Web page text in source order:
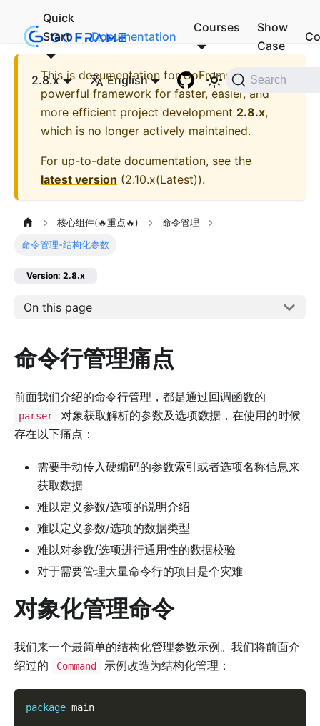
Quick
Start
Documentation
Courses
Show
Case
2.8.x English Search
This is documentation forGoFrame - A
powerful framework for faster, easier, and
more efficient project development 2.8.x,
which is no longer actively maintained.
For up-to-date documentation, see the
latest version (2.10.x(Latest)).
核心组件(🔥重点🔥) 命令管理
命令管理-结构化参数
Version: 2.8.x
On this page
命令行管理痛点
前面我们介绍的命令行管理，都是通过回调函数的
parser
对象获取解析的参数及选项数据，在使用的时候
存在以下痛点：
需要手动传入硬编码的参数索引或者选项名称信息来
获取数据
难以定义参数/选项的说明介绍
难以定义参数/选项的数据类型
难以对参数/选项进行通用性的数据校验
对于需要管理大量命令行的项目是个灾难
对象化管理命令
我们来一个最简单的结构化管理参数示例。我们将前面介
绍过的
Command 示例改造为结构化管理：
package main